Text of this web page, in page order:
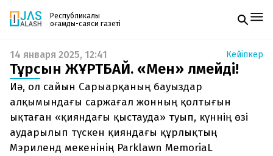
Республикалық
қоғамдық-саяси газеті
Жаңалықтар
Спорт
Live
Руханият
Аймақ
Архив
Заң және тәртіп
Газетке жазылу
PDF форматтағы газетті ай сайын электронды
поштаңызға алып отырыңыз. Жаңа нөмір
шыққан сәтте сізге бірден жіберіледі. Тек email
енгізіңіз, біз қалғанын өзіміз жібереміз.
14 января 2025, 12:41 Кейіпкер
Тұрсын ЖҰРТБАЙ. «Мен» өлмейді!
Иә, ол сайын Сарыарқаның бауыздар
алқымындағы саржағал жонның қолтығын
ықтаған «қияндағы қыстауда» туып, күннің өзі
аударылып түскен қияндағы құрлықтың
Мэриленд мекенінің Parklawn MemoriaL